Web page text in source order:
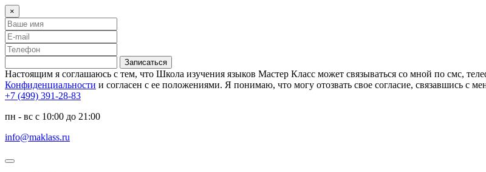
×
Записаться
Настоящим я соглашаюсь с тем, что Школа изучения языков Мастер Класс может связываться со мной по смс,
Конфиденциальности и согласен с ее положениями. Я понимаю, что могу отозвать свое согласие, связавшись с
+7 (499) 391-28-83
пн - вс с 10:00 до 21:00
info@maklass.ru